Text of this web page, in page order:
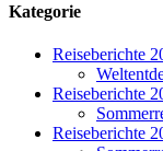
Kategorie
Reiseberichte
Reiseberichte
Reiseberichte